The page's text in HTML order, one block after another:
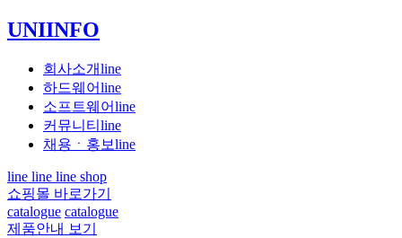
UNIINFO
회사소개line
하드웨어line
소프트웨어line
커뮤니티 line
채용ㆍ홍보line
line line line shop
쇼핑몰 바로가기
catalogue catalogue
제품안내 보기